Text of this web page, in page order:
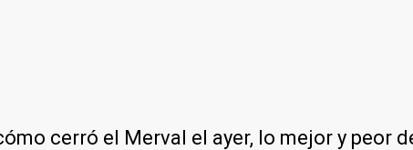
cerró el Merval el ayer, lo mejor y peor